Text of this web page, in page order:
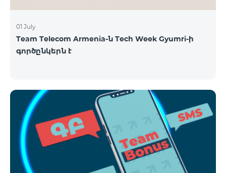
01 July
Team Telecom Armenia-ն Tech Week Gyumri-ի
գործընկերն է